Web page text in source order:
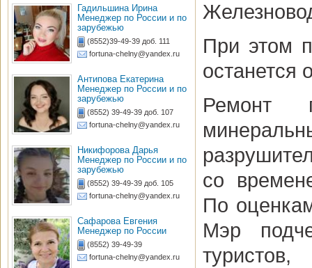
Гадильшина Ирина
Менеджер по России и по
зарубежью
(8552)39-49-39 доб. 111
fortuna-chelny@yandex.ru
Антипова Екатерина
Менеджер по России и по
зарубежью
(8552) 39-49-39 доб. 107
fortuna-chelny@yandex.ru
Никифорова Дарья
Менеджер по России и по
зарубежью
(8552) 39-49-39 доб. 105
fortuna-chelny@yandex.ru
Сафарова Евгения
Менеджер по России
(8552) 39-49-39
fortuna-chelny@yandex.ru
При этом
останется
Ремонт
со
По
Мэр